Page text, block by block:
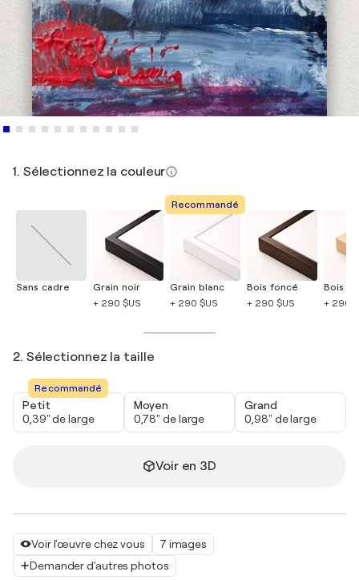
Voir l'œuvre chez vous
7 images
Demander d'autres photos
1. Sélectionnez la couleur
Sans cadre
Grain noir
+ 290 $US
Recommandé
Grain blanc
+ 290 $US
Bois foncé
+ 290 $US
Bois
+ 290
2. Sélectionnez la taille
Recommandé
Petit
0,39" de large
Moyen
0,78" de large
Grand
0,98" de large
Voir en 3D